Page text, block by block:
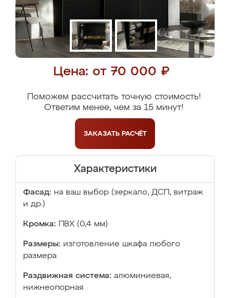
Цена: от 70 000 ₽
Поможем рассчитать точную стоимость!
Ответим менее, чем за 15 минут!
ЗАКАЗАТЬ РАСЧЁТ
Характеристики
Фасад: на ваш выбор (зеркало, ДСП, витраж
и др.)
Кромка: ПВХ (0,4 мм)
Размеры: изготовление шкафа любого
размера
Раздвижная система: алюминиевая,
нижнеопорная